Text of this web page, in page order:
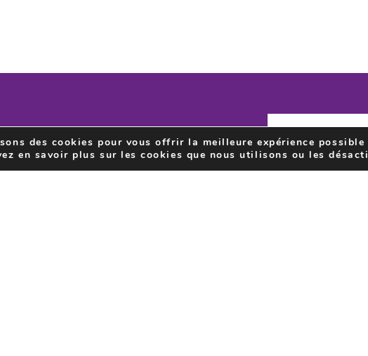
INSCRIVEZ-VOUS À
LA NEWSLETTER
J’accepte que
des cookies pour vous offrir la meilleure expérience
en savoir plus sur les cookies que nous utilisons ou les